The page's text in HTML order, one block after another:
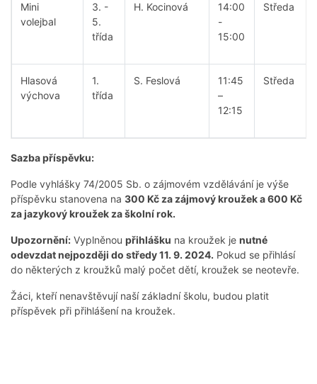
Mini
volejbal
3. -
5.
třída
H. Kocinová
14:00
-
15:00
Středa
Hlasová
výchova
1.
třída
S. Feslová
11:45
–
12:15
Středa
Sazba příspěvku:
Podle vyhlášky 74/2005 Sb. o zájmovém vzdělávání je výše
příspěvku stanovena na 300 Kč za zájmový kroužek a 600 Kč
za jazykový kroužek za školní rok.
Upozornění: Vyplněnou přihlášku na kroužek je nutné
odevzdat nejpozději do středy 11. 9. 2024. Pokud se přihlásí
do některých z kroužků malý počet dětí, kroužek se neotevře.
Žáci, kteří nenavštěvují naší základní školu, budou platit
příspěvek při přihlášení na kroužek.